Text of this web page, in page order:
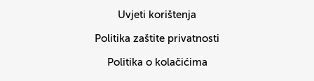
Uvjeti korištenja
Politika zaštite privatnosti
Politika o kolačićima